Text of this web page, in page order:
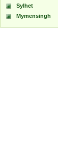
Sylhet
Mymensingh